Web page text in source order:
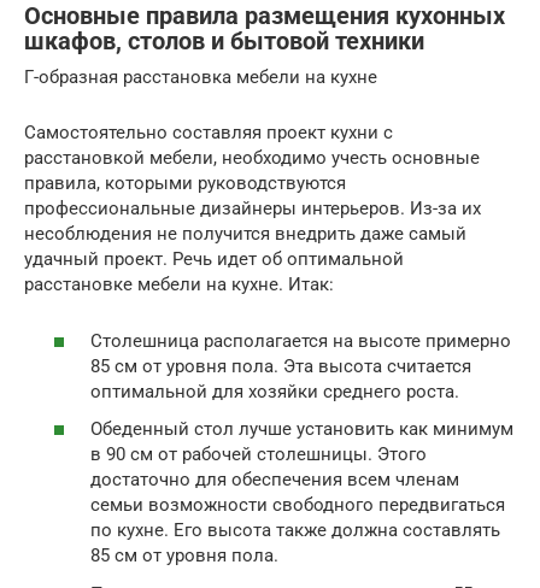
Основные правила размещения кухонных
шкафов, столов и бытовой техники
Г-образная расстановка мебели на кухне
Самостоятельно составляя проект кухни с
расстановкой мебели, необходимо учесть основные
правила, которыми руководствуются
профессиональные дизайнеры интерьеров. Из-за их
несоблюдения не получится внедрить даже самый
удачный проект. Речь идет об оптимальной
расстановке мебели на кухне. Итак:
Столешница располагается на высоте примерно
85 см от уровня пола. Эта высота считается
оптимальной для хозяйки среднего роста.
Обеденный стол лучше установить как минимум
в 90 см от рабочей столешницы. Этого
достаточно для обеспечения всем членам
семьи возможности свободного передвигаться
по кухне. Его высота также должна составлять
85 см от уровня пола.